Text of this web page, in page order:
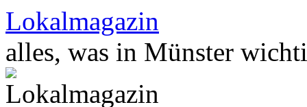
Zum
Inhalt
springen
Lokalmagazin
alles, was in Münster